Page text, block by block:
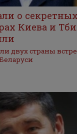
о секретных
Киева и
двух страны